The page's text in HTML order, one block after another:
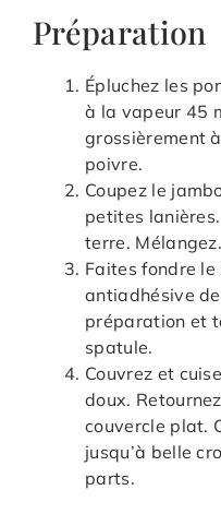
Préparation
Épluchez les
à la vapeur 45
grossièrement
poivre.
Coupez le
petites
terre. Mélangez.
Faites fondre
antiadhésive
préparation et
spatule.
Couvrez et
doux.
couvercle plat.
jusqu’à belle
parts.